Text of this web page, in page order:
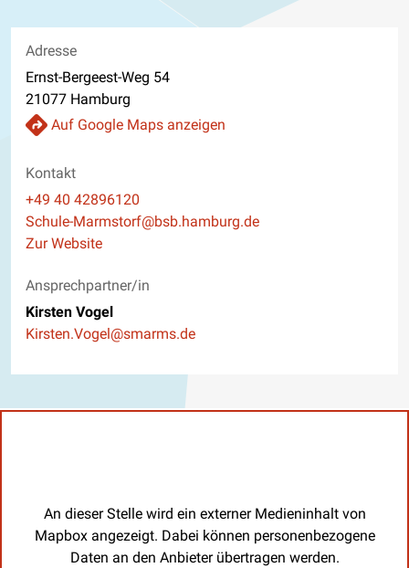
Adresse
Ernst-Bergeest-Weg 54
21077 Hamburg
Auf Google Maps anzeigen
Kontakt
Telefon
+49 40 42896120
E-Mail
Schule-Marmstorf@bsb.hamburg.de
Website
Zur Website
Ansprechpartner/in
Kirsten Vogel
E-Mail
Kirsten.Vogel@smarms.de
An dieser Stelle wird ein externer Medieninhalt von
Mapbox angezeigt. Dabei können personenbezogene
Daten an den Anbieter übertragen werden.